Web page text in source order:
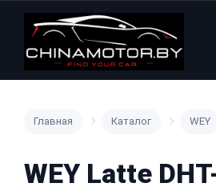
Главная Каталог WEY
WEY Latte